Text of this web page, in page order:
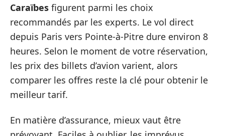
Caraïbes figurent parmi les choix
recommandés par les experts. Le vol direct
depuis Paris vers Pointe-à-Pitre dure environ 8
heures. Selon le moment de votre réservation,
les prix des billets d’avion varient, alors
comparer les offres reste la clé pour obtenir le
meilleur tarif.
En matière d’assurance, mieux vaut être